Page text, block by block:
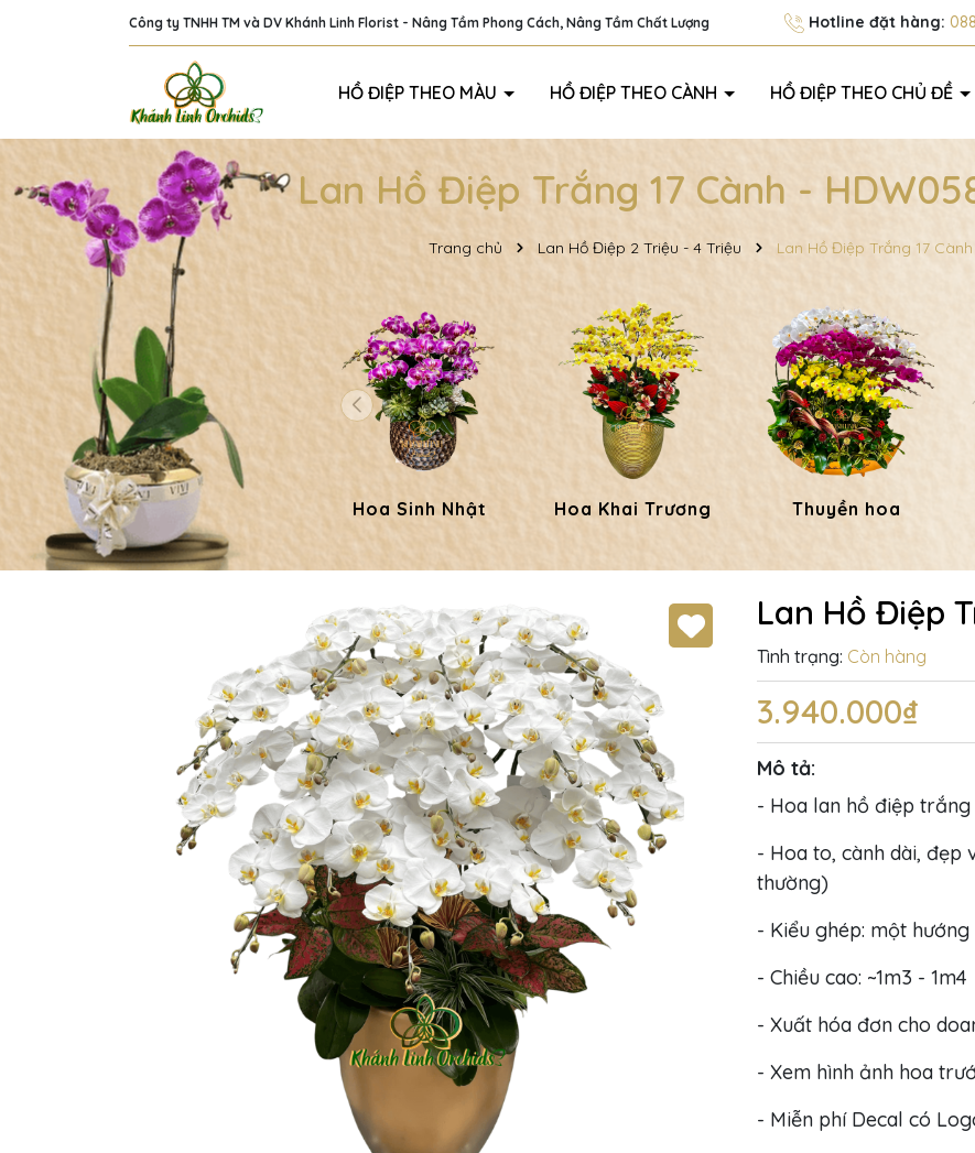
Công ty TNHH TM và DV Khánh Linh Florist - Nâng Tầm Phong Cách, Nâng Tầm Chất Lượng Hotline đặt hàng:
HỒ ĐIỆP THEO MÀU HỒ ĐIỆP THEO CÀNH HỒ ĐIỆP THEO CHỦ ĐỀ
Lan Hồ Điệp Trắng 17 Cành -
Trang chủ Lan Hồ Điệp 2 Triệu - 4 Triệu Lan Hồ Điệp Trắng 17
Hoa Sinh Nhật Hoa Khai Trương Thuyền hoa
Lan Hồ Điệp
Tình trạng: Còn hàng
3.940.000₫
Mô tả:
- Hoa lan hồ điệp trắng
- Hoa to, cành dài, đẹp
thường)
- Kiểu ghép: một hướng
- Chiều cao: ~1m3 - 1m4
- Xuất hóa đơn cho
- Xem hình ảnh hoa
- Miễn phí Decal có